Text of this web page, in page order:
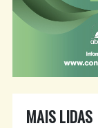
MAIS LIDAS